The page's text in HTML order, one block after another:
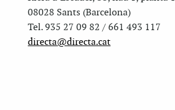
08028 Sants (Barcelona)
Tel. 935 27 09 82 / 661 493 117
directa@directa.cat